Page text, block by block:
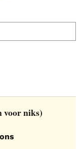
voor niks)